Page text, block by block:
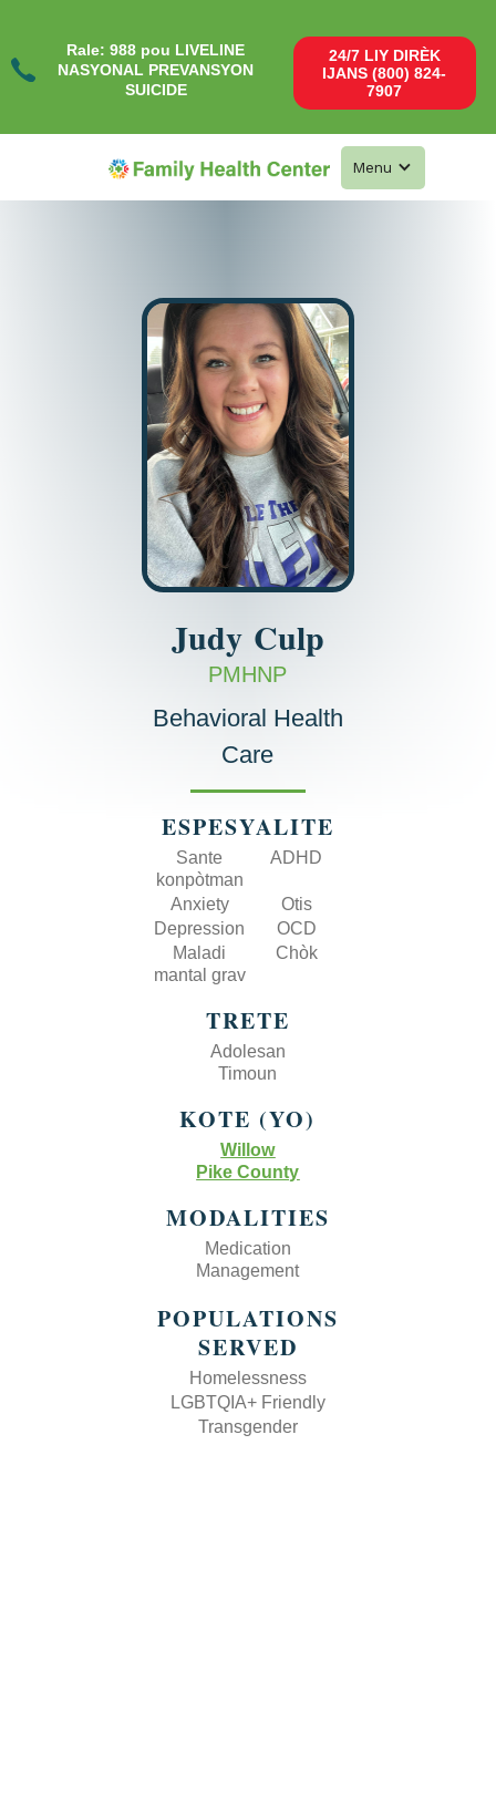
Rale: 988 pou LIVELINE
NASYONAL PREVANSYON
SUICIDE
24/7 LIY DIRÈK
IJANS (800) 824-
7907
Menu
Judy Culp
PMHNP
Behavioral Health
Care
ESPESYALITE
Sante
konpòtman
ADHD
Anxiety
Otis
Depression
OCD
Maladi
mantal grav
Chòk
TRETE
Adolesan
Timoun
KOTE (YO)
Willow
Pike County
MODALITIES
Medication
Management
POPULATIONS
SERVED
Homelessness
LGBTQIA+ Friendly
Transgender